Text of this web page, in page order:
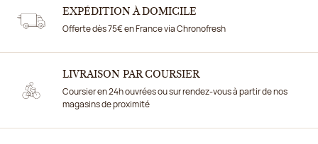
EXPÉDITION À DOMICILE
Offerte dès 75€ en France via Chronofresh
LIVRAISON PAR COURSIER
Coursier en 24h ouvrées ou sur rendez-vous à partir de nos
magasins de proximité